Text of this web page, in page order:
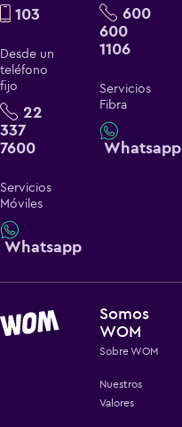
103
Desde un
teléfono
fijo
22
337
7600
Servicios
Móviles
Whatsapp
600
600
1106
Servicios
Fibra
Whatsapp
Somos
WOM
Sobre WOM
Nuestros
Valores